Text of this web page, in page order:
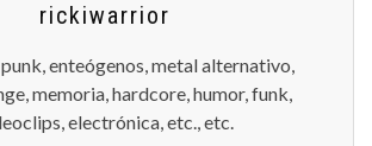
rickiwarrior
enteógenos, metal alternativo,
memoria, hardcore, humor, funk,
electrónica, etc., etc.